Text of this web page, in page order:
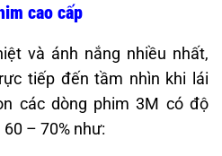
cao cấp
và ánh nắng nhiều nhất,
tiếp đến tầm nhìn khi lái
các dòng phim 3M có độ
– 70% như: